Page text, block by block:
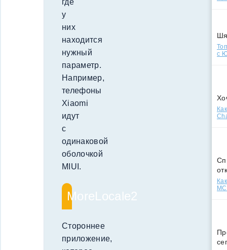
где
у
них
находится
нужный
параметр.
Например,
телефоны
Xiaomi
идут
с
одинаковой
оболочкой
MIUI.
MoreLocale2
Стороннее
приложение,
с